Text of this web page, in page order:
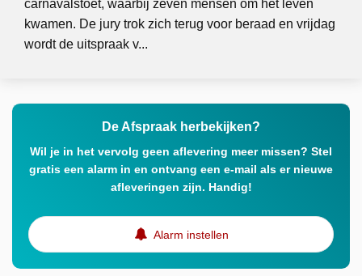
carnavalstoet, waarbij zeven mensen om het leven
kwamen. De jury trok zich terug voor beraad en vrijdag
wordt de uitspraak v...
De Afspraak herbekijken?
Wil je in het vervolg geen aflevering meer missen? Stel
gratis een alarm in en ontvang een e-mail als er nieuwe
afleveringen zijn. Handig!
Alarm instellen